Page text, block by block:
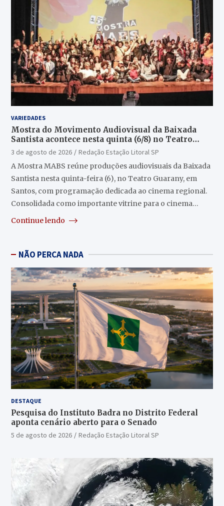
VARIEDADES
Mostra do Movimento Audiovisual da Baixada
Santista acontece nesta quinta (6/8) no Teatro
Guarany
3 de agosto de 2026
Redação Estação Litoral SP
A Mostra MABS reúne produções audiovisuais da Baixada
Santista nesta quinta-feira (6), no Teatro Guarany, em
Santos, com programação dedicada ao cinema regional.
Consolidada como importante vitrine para o cinema…
Continue lendo
NÃO PERCA NADA
DESTAQUE
Pesquisa do Instituto Badra no Distrito Federal
aponta cenário aberto para o Senado
5 de agosto de 2026 Redação Estação Litoral SP